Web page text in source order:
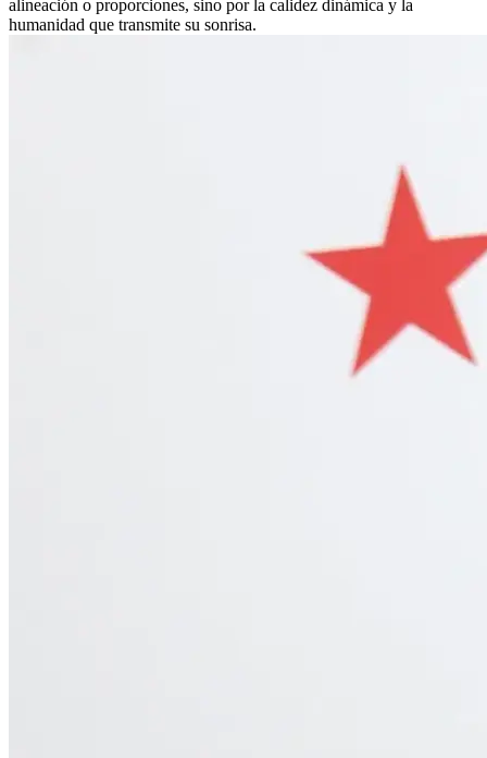
alineación o proporciones, sino por la calidez dinámica y la
humanidad que transmite su sonrisa.